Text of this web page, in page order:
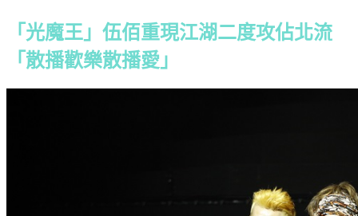
「光魔王」伍佰重現江湖二度攻佔北流
「散播歡樂散播愛」